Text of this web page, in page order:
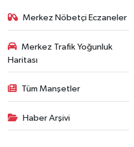
Merkez Nöbetçi Eczaneler
Merkez Trafik Yoğunluk
Haritası
Tüm Manşetler
Haber Arşivi